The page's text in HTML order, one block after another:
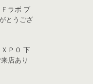
ラボ ブ
とうござ
ＰＯ 下
店あり